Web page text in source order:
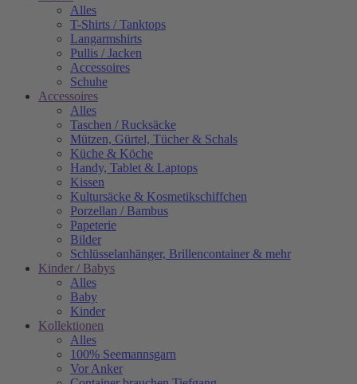
Alles
T-Shirts / Tanktops
Langarmshirts
Pullis / Jacken
Accessoires
Schuhe
Accessoires
Alles
Taschen / Rucksäcke
Mützen, Gürtel, Tücher & Schals
Küche & Köche
Handy, Tablet & Laptops
Kissen
Kultursäcke & Kosmetikschiffchen
Porzellan / Bambus
Papeterie
Bilder
Schlüsselanhänger, Brillencontainer & mehr
Kinder / Babys
Alles
Baby
Kinder
Kollektionen
Alles
100% Seemannsgarn
Vor Anker